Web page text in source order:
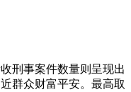
事案件数量则呈现出
群众财富平安。最高取